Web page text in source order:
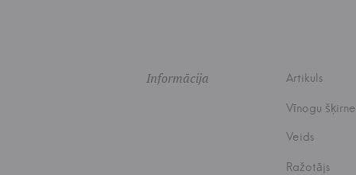
Informācija Artikuls
Vīnogu šķirne
Veids
Ražotājs